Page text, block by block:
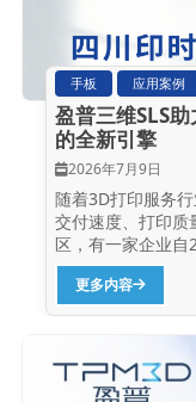
实可参考。 SLS...
手板 应用案例
盈普三维SLS
的全新引擎
2026年7月9日
随着3D打印服务
交付速度、打印质
区，有一家企业
它就是四川印时代
从事3D打印技术
业和高校提供专业
探索产业发展新
一家集手板打样
等业务于一体的
更多内容